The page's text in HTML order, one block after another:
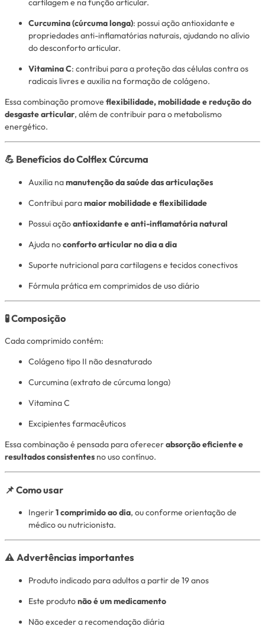
cartilagem e na função articular.
Curcumina (cúrcuma longa): possui ação antioxidante e
propriedades anti-inflamatórias naturais, ajudando no alívio
do desconforto articular.
Vitamina C: contribui para a proteção das células contra os
radicais livres e auxilia na formação de colágeno.
Essa combinação promove flexibilidade, mobilidade e redução do
desgaste articular, além de contribuir para o metabolismo
energético.
💪 Benefícios do Colflex Cúrcuma
Auxilia namanutenção da saúde das articulações
Contribui paramaior mobilidade e flexibilidade
Possui açãoantioxidante e anti-inflamatória natural
Ajuda noconforto articular no dia a dia
Suporte nutricional para cartilagens e tecidos conectivos
Fórmula prática em comprimidos de uso diário
🧪 Composição
Cada comprimido contém:
Colágeno tipo II não desnaturado
Curcumina (extrato de cúrcuma longa)
Vitamina C
Excipientes farmacêuticos
Essa combinação é pensada para oferecerabsorção eficiente e
resultados consistentes no uso contínuo.
📌 Como usar
Ingerir1 comprimido ao dia, ou conforme orientação de
médico ou nutricionista.
⚠️ Advertências importantes
Produto indicado para adultos a partir de 19 anos
Este produtonão é um medicamento
Não exceder a recomendação diária